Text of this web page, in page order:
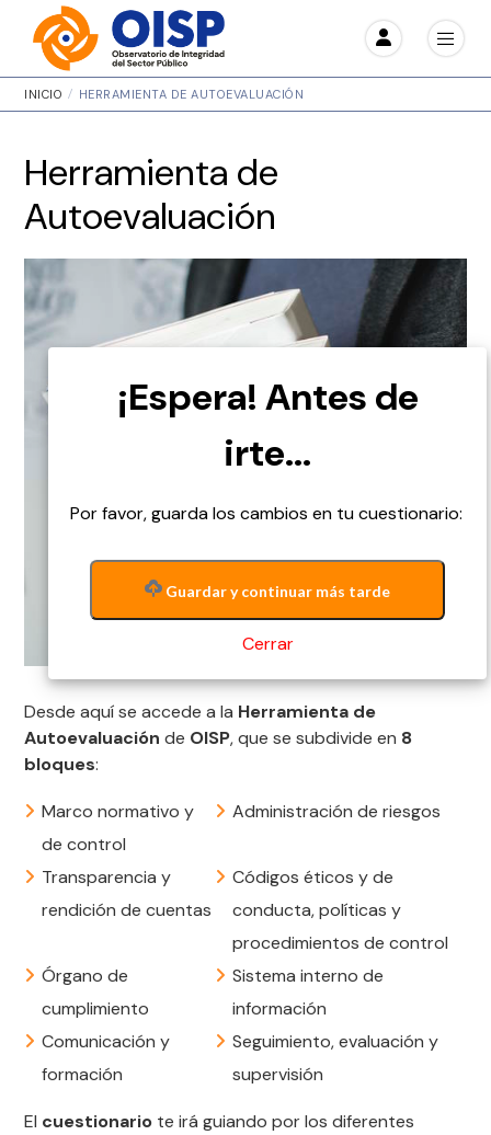
INICIO HERRAMIENTA DE AUTOEVALUACIÓN
Herramienta de
Autoevaluación
Desde aquí se accede a la Herramienta de
Autoevaluación de OISP, que se subdivide en 8
bloques:
Marco normativo y
de control
Administración de riesgos
Transparencia y
rendición de cuentas
Códigos éticos y de
conducta, políticas y
procedimientos de control
Órgano de
cumplimiento
Sistema interno de
información
Comunicación y
formación
Seguimiento, evaluación y
supervisión
El cuestionario te irá guiando por los diferentes
¡Espera! Antes de
irte...
Por favor, guarda los cambios en tu cuestionario:
Guardar y continuar más tarde
Cerrar